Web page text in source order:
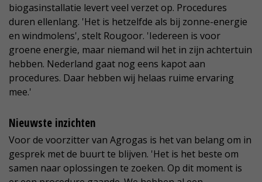
biogasinstallatie levert veel verzet op. Procedures
duren ellenlang. 'Het is hetzelfde als bij zonne-energie
en windmolens', stelt Rougoor. 'Iedereen is voor
groene energie, maar niemand wil het in zijn achtertuin
hebben. Nederland gaat nog eens kapot aan
procedures. Daar hebben wij helaas ruime ervaring
mee.'
Nieuwste inzichten
Voor de voorzitter van Agrogas is het van belang om in
gesprek met de buurt te blijven. 'Het is het beste om
samen naar oplossingen te zoeken. Op dit moment is